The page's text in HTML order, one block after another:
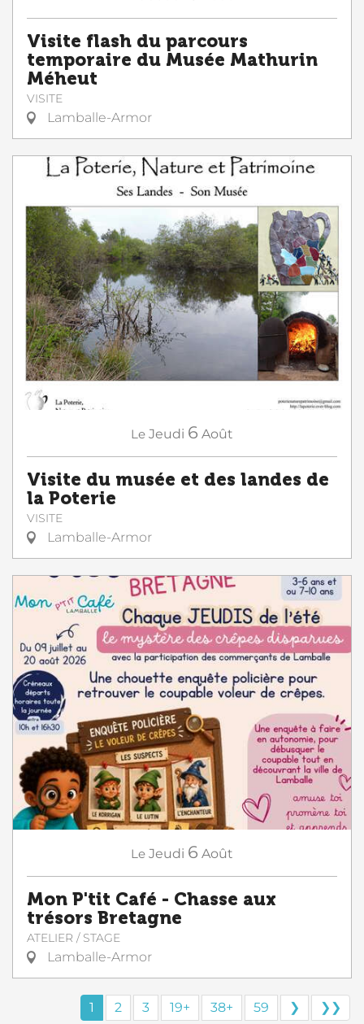
Visite flash du parcours
temporaire du Musée Mathurin
Méheut
VISITE
Lamballe-Armor
Le Jeudi 6 Août
Visite du musée et des landes de
la Poterie
VISITE
Lamballe-Armor
Le Jeudi 6 Août
Mon P'tit Café - Chasse aux
trésors Bretagne
ATELIER / STAGE
Lamballe-Armor
1 2 3 19+ 38+ 59 ❯ ❯❯